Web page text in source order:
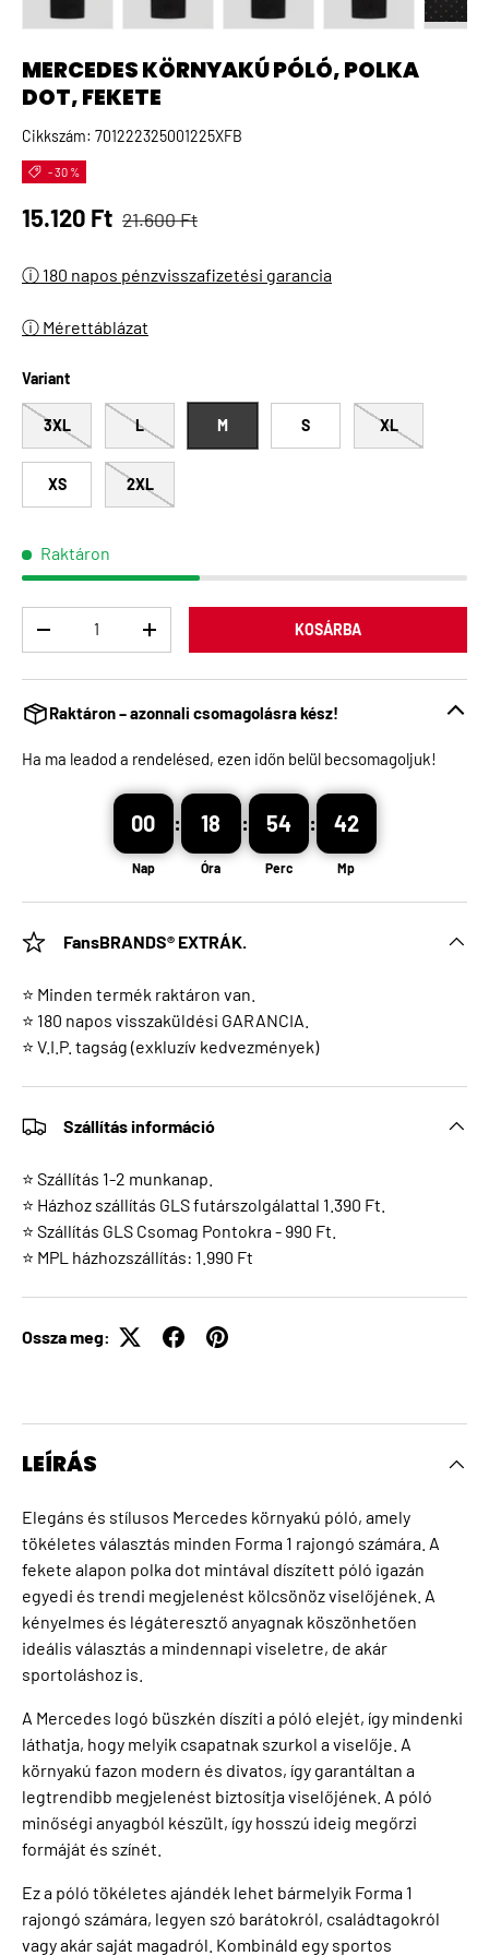
MERCEDES KÖRNYAKÚ PÓLÓ, POLKA
DOT, FEKETE
Cikkszám: 701222325001225XFB
- 30 %
Eladási ár
15.120 Ft Normál ár
21.600 Ft
ⓘ 180 napos pénzvisszafizetési garancia
ⓘ Mérettáblázat
Variant
3XL L M S XL
XS 2XL
Raktáron
KOSÁRBA
Raktáron – azonnali csomagolásra kész!
Ha ma leadod a rendelésed, ezen időn belül becsomagoljuk!
00
Nap
: 18
Óra
: 54
Perc
: 42
Mp
FansBRANDS® EXTRÁK.
⭐ Minden termék raktáron van.
⭐ 180 napos visszaküldési GARANCIA.
⭐ V.I.P. tagság (exkluzív kedvezmények)
Szállítás információ
⭐ Szállítás 1-2 munkanap.
⭐ Házhoz szállítás GLS futárszolgálattal 1.390 Ft.
⭐ Szállítás GLS Csomag Pontokra - 990 Ft.
⭐ MPL házhozszállítás: 1.990 Ft
Ossza meg:
LEÍRÁS
Elegáns és stílusos Mercedes környakú póló, amely
tökéletes választás minden Forma 1 rajongó számára. A
fekete alapon polka dot mintával díszített póló igazán
egyedi és trendi megjelenést kölcsönöz viselőjének. A
kényelmes és légáteresztő anyagnak köszönhetően
ideális választás a mindennapi viseletre, de akár
sportoláshoz is.
A Mercedes logó büszkén díszíti a póló elejét, így mindenki
láthatja, hogy melyik csapatnak szurkol a viselője. A
környakú fazon modern és divatos, így garantáltan a
legtrendibb megjelenést biztosítja viselőjének. A póló
minőségi anyagból készült, így hosszú ideig megőrzi
formáját és színét.
Ez a póló tökéletes ajándék lehet bármelyik Forma 1
rajongó számára, legyen szó barátokról, családtagokról
vagy akár saját magadról. Kombináld egy sportos